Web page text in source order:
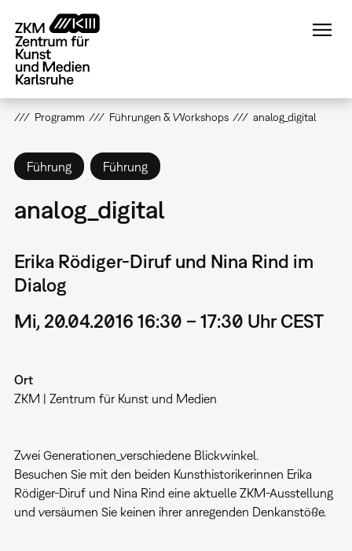
zum
Inhalt
Programm Führungen & Workshops analog_digital
Führung Führung
analog_digital
Erika Rödiger-Diruf und Nina Rind im
Dialog
Mi, 20.04.2016 16:30 – 17:30 Uhr CEST
Ort
ZKM | Zentrum für Kunst und Medien
Zwei Generationen_verschiedene Blickwinkel.
Besuchen Sie mit den beiden Kunsthistorikerinnen Erika
Rödiger-Diruf und Nina Rind eine aktuelle ZKM-Ausstellung
und versäumen Sie keinen ihrer anregenden Denkanstöße.